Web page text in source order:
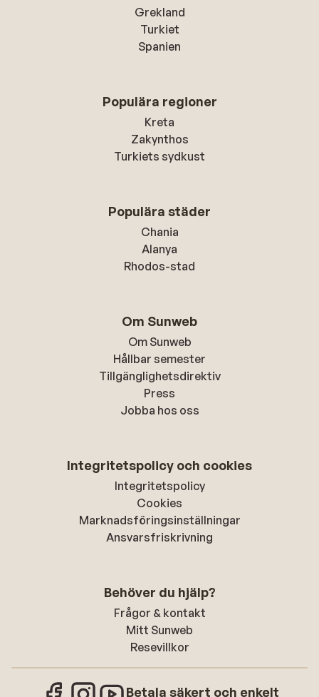
Grekland
Turkiet
Spanien
Populära regioner
Kreta
Zakynthos
Turkiets sydkust
Populära städer
Chania
Alanya
Rhodos-stad
Om Sunweb
Om Sunweb
Hållbar semester
Tillgänglighetsdirektiv
Press
Jobba hos oss
Integritetspolicy och cookies
Integritetspolicy
Cookies
Marknadsföringsinställningar
Ansvarsfriskrivning
Behöver du hjälp?
Frågor & kontakt
Mitt Sunweb
Resevillkor
Betala säkert och enkelt